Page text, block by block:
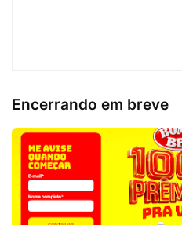
Encerrando em breve